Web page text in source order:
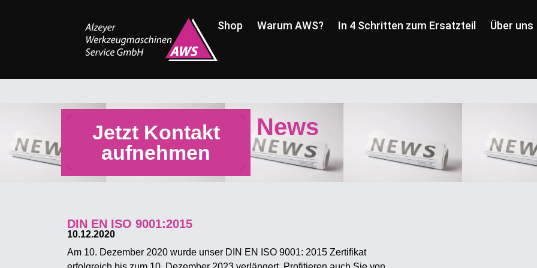
Shop Warum AWS? In 4 Schritten zum Ersatzteil Über uns
Jetzt Kontakt
aufnehmen
News
DIN EN ISO 9001:2015
10.12.2020
Am 10. Dezember 2020 wurde unser DIN EN ISO 9001: 2015 Zertifikat